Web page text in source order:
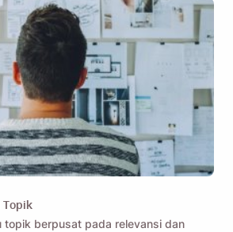
Topik
topik berpusat pada relevansi dan